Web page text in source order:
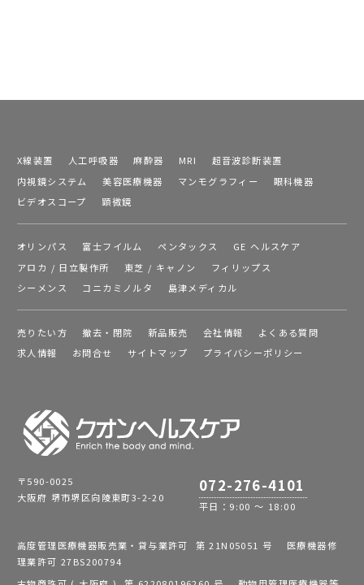
X線装置 人工呼吸器 麻酔器 MRI
超音波診断装置
内視鏡システム
美容医療機器 マンモグラフィー
眼科機器
ビデオスコープ
顕微鏡
オリンパス 富士フイルム ペンタックス
GE ヘルスケア
アロカ / 日立製作所
東芝 / キャノン
フィリップス
シーメンス
コニカミノルタ 島津メディカル
売りたい方 撤去・閉院 新品販売 会社情報
よくある質問
求人情報
お問合せ サイトマップ プライバシーポリシー
〒590-0025
大阪府 堺市堺区向陵東町3-2-20
072-276-4101
平日：9:00 ～ 18:00
高度管理医療機器販売業・貸与業許可 第 21N05051 号 医療機器修
理業許可 27BS200794